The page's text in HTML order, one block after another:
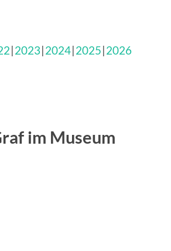
2023 2024 2025 2026
im Museum